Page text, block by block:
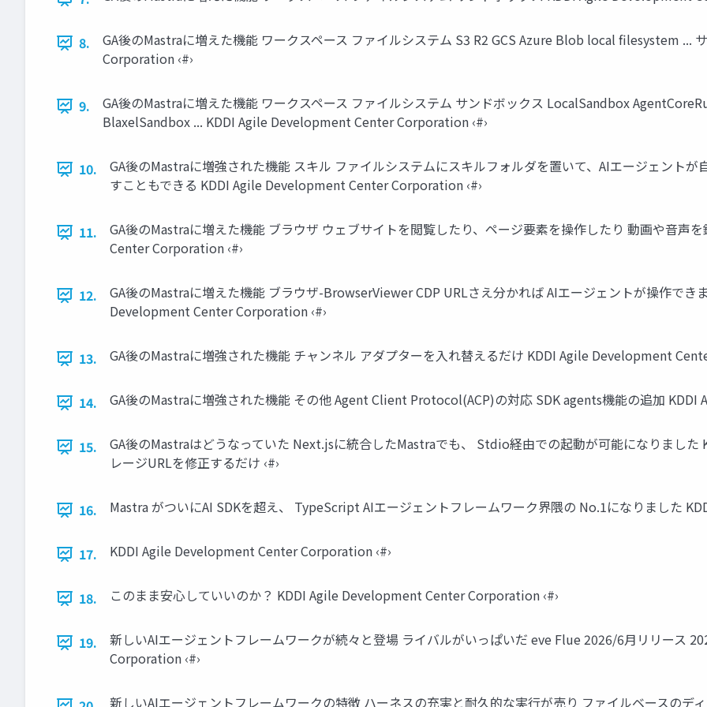
8.
GA後のMastraに増えた機能 ワークスペース ファイルシステム S3 R2 GCS Azure Blob local filesystem ...
Corporation ‹#›
9.
GA後のMastraに増えた機能 ワークスペース ファイルシステム サンドボックス LocalSandbox
BlaxelSandbox ... KDDI Agile Development Center Corporation ‹#›
10.
GA後のMastraに増強された機能 スキル ファイルシステムにスキルフォルダを置いて、AIエージェント
すこともできる KDDI Agile Development Center Corporation ‹#›
11.
GA後のMastraに増えた機能 ブラウザ ウェブサイトを閲覧したり、ページ要素を操作したり 動画や音声
Center Corporation ‹#›
12.
GA後のMastraに増えた機能 ブラウザ-BrowserViewer CDP URLさえ分かれば AIエージェントが操作で
Development Center Corporation ‹#›
13. GA後のMastraに増強された機能 チャンネル アダプターを入れ替えるだけ KDDI Agile Development
14. GA後のMastraに増強された機能 その他 Agent Client Protocol(ACP)の対応 SDK agents機能の追加
15.
GA後のMastraはどうなっていた Next.jsに統合したMastraでも、 Stdio経由での起動が可能になりまし
レージURLを修正するだけ ‹#›
16. Mastra がついにAI SDKを超え、 TypeScript AIエージェントフレームワーク界隈の No.1になりました
17. KDDI Agile Development Center Corporation ‹#›
18. このまま安心していいのか？ KDDI Agile Development Center Corporation ‹#›
19.
新しいAIエージェントフレームワークが続々と登場 ライバルがいっぱいだ eve Flue 2026/6月リリース
Corporation ‹#›
新しいAIエージェントフレームワークの特徴 ハーネスの充実と耐久的な実行が売り ファイルベースの